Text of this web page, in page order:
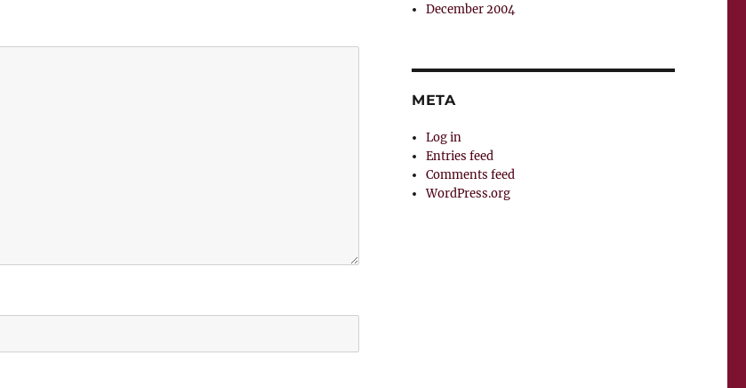
December 2004
META
Log in
Entries feed
Comments feed
WordPress.org